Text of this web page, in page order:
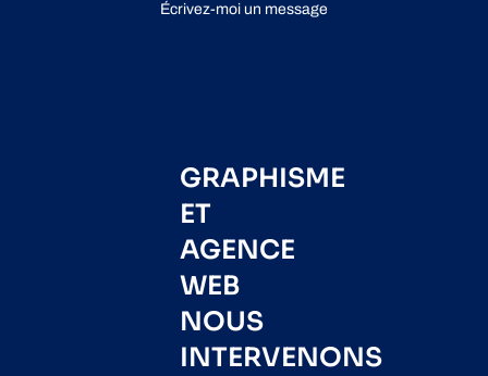
Écrivez-moi un message
GRAPHISME
ET
AGENCE
WEB
NOUS
INTERVENONS